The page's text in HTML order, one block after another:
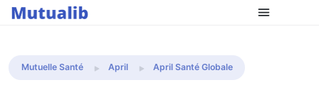
Comparer les mutuelles
Mutuelle Santé April April Santé Globale